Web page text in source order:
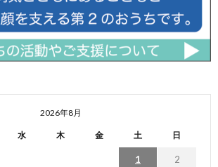
2026年8月
水 木 金 土 日
1 2